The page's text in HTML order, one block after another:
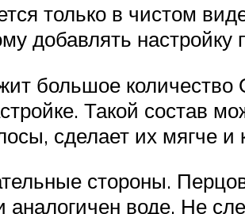
только в чистом
добавлять настройку
большое количество
Такой состав
сделает их мягче и
стороны.
аналогичен воде. Не